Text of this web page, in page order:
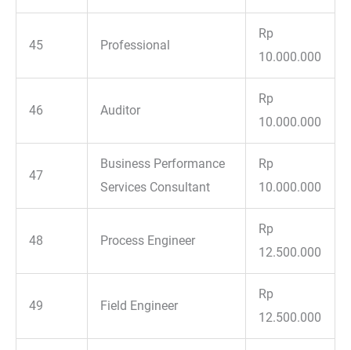
45 Professional
Rp
10.000.000
46 Auditor
Rp
10.000.000
47
Business Performance
Services Consultant
Rp
10.000.000
48 Process Engineer
Rp
12.500.000
49 Field Engineer
Rp
12.500.000